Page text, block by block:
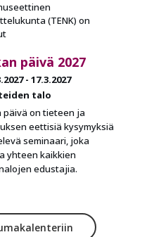
(TENK) on
päivä 2027
- 17.3.2027
talo
päivä on tieteen ja
eettisiä kysymyksiä
seminaari, joka
yhteen kaikkien
edustajia.